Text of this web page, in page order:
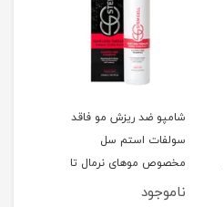
شامپو ضد ریزش مو فاقد
سولفات استم سل
مخصوص موهای نرمال تا
خشک حجم 250ML
ناموجود